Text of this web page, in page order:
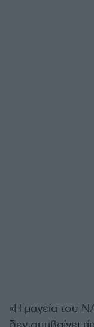
«Η μαγεία του